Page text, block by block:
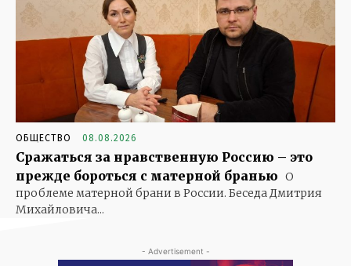
ОБЩЕСТВО 08.08.2026
Сражаться за нравственную Россию – это
прежде бороться с матерной бранью О
проблеме матерной брани в России. Беседа Дмитрия
Михайловича...
- Advertisement -